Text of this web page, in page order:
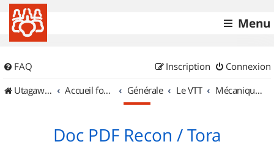
Menu
FAQ Connexion
Inscription
UtagawaVTT (Randos VTT et VTTAE avec traces GPS)
Accueil forum Générale Le VTT Mécanique et Entretiens
Doc PDF Recon / Tora